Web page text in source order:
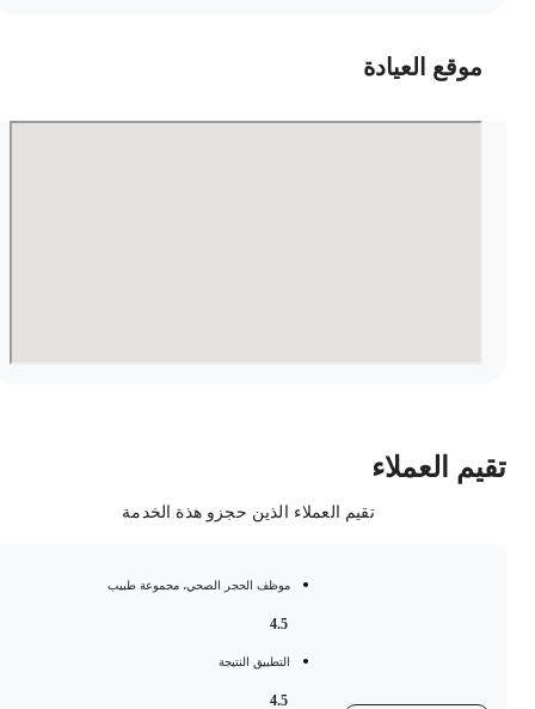
موقع العيادة
العملاء
تقيم العملاء الذين حجزو هذة الخدمة
موظف الحجر الصحي، مجموعة طبيب
التطبيق النتيجة